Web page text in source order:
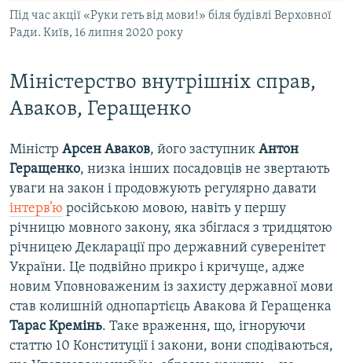
Під час акції «Руки геть від мови!» біля будівлі Верховної
Ради. Київ, 16 липня 2020 року
Міністерство внутрішніх справ,
Аваков, Геращенко
Міністр Арсен Аваков, його заступник Антон
Геращенко, низка інших посадовців не звертають
уваги на закон і продовжують регулярно давати
інтерв’ю російською мовою, навіть у першу
річницю мовного закону, яка збіглася з тридцятою
річницею Декларації про державний суверенітет
України. Це подвійно прикро і кричуще, адже
новим Уповноваженим із захисту державної мови
став колишній однопартієць Авакова й Геращенка
Тарас Кремінь. Таке враження, що, ігноруючи
статтю 10 Конституції і закони, вони сподіваються,